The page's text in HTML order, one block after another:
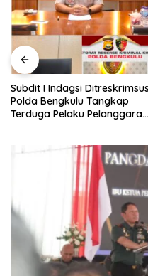
Subdit I Indagsi Ditreskrimsus
Polda Bengkulu Tangkap
Terduga Pelaku Pelanggaran